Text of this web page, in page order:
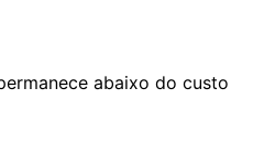
abaixo do custo